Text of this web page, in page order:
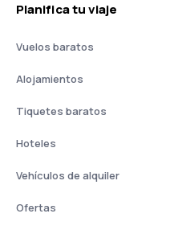
Planifica tu viaje
Vuelos baratos
Alojamientos
Tiquetes baratos
Hoteles
Vehículos de alquiler
Ofertas